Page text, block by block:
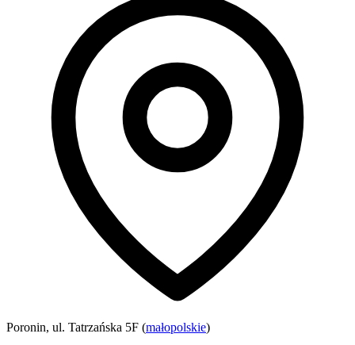
Poronin, ul. Tatrzańska 5F (małopolskie)